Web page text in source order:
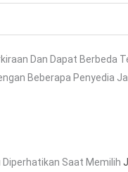
Dan Dapat Berbeda
Beberapa Penyedia
Diperhatikan Saat Memilih